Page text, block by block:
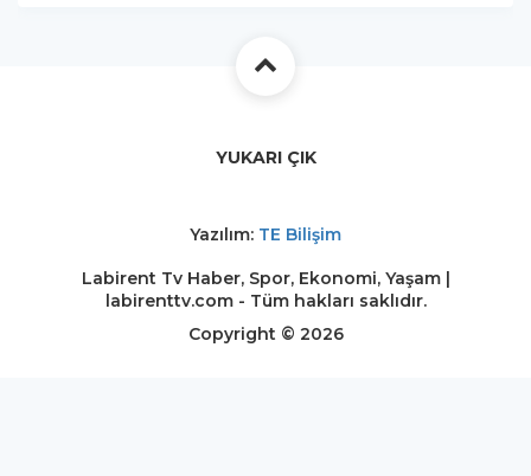
YUKARI ÇIK
Yazılım: TE Bilişim
Labirent Tv Haber, Spor, Ekonomi, Yaşam |
labirenttv.com - Tüm hakları saklıdır.
Copyright © 2026